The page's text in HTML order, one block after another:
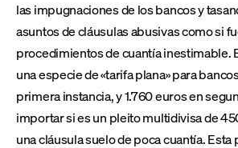
las impugnaciones de los bancos y
asuntos de cláusulas abusivas como si
procedimientos de cuantía inestimable.
una especie de «tarifa plana» para
primera instancia, y 1.760 euros en
importar si es un pleito multidivisa de
una cláusula suelo de poca cuantía. Esta